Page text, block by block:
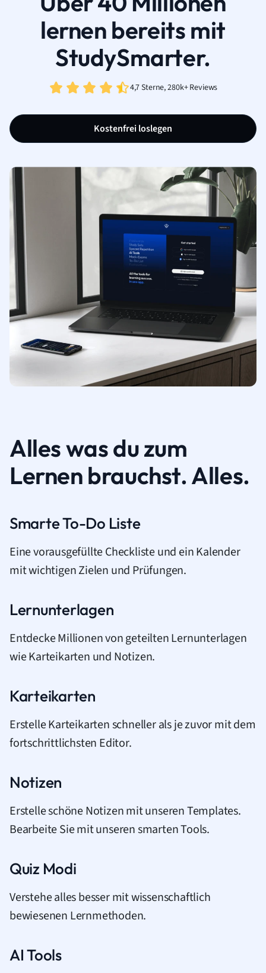
lernen bereits mit
StudySmarter.
4,7 Sterne, 280k+ Reviews
Kostenfrei loslegen
Alles was du zum
Lernen brauchst. Alles.
Smarte To-Do Liste
Eine vorausgefüllte Checkliste und ein Kalender
mit wichtigen Zielen und Prüfungen.
Lernunterlagen
Entdecke Millionen von geteilten Lernunterlagen
wie Karteikarten und Notizen.
Karteikarten
Erstelle Karteikarten schneller als je zuvor mit dem
fortschrittlichsten Editor.
Notizen
Erstelle schöne Notizen mit unseren Templates.
Bearbeite Sie mit unseren smarten Tools.
Quiz Modi
Verstehe alles besser mit wissenschaftlich
bewiesenen Lernmethoden.
AI Tools